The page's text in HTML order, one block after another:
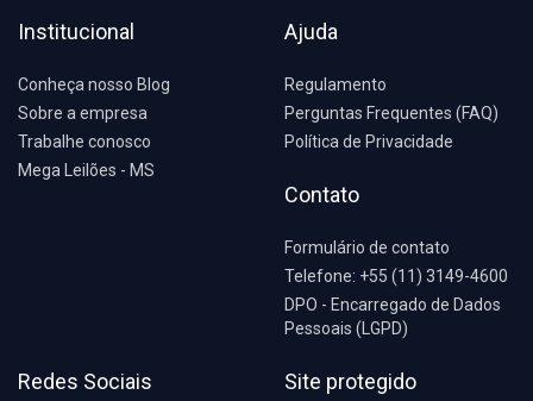
Institucional
Conheça nosso Blog
Sobre a empresa
Trabalhe conosco
Mega Leilões - MS
Ajuda
Regulamento
Perguntas Frequentes (FAQ)
Política de Privacidade
Contato
Formulário de contato
Telefone: +55 (11) 3149-4600
DPO - Encarregado de Dados
Pessoais (LGPD)
Redes Sociais Site protegido